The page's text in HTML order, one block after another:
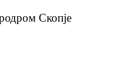
Скопје